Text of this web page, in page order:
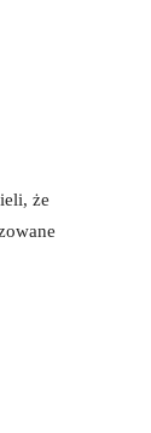
że